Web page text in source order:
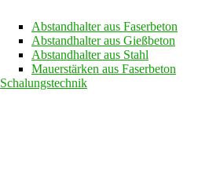
Abstandhalter aus Faserbeton
Abstandhalter aus Gießbeton
Abstandhalter aus Stahl
Mauerstärken aus Faserbeton
Schalungstechnik